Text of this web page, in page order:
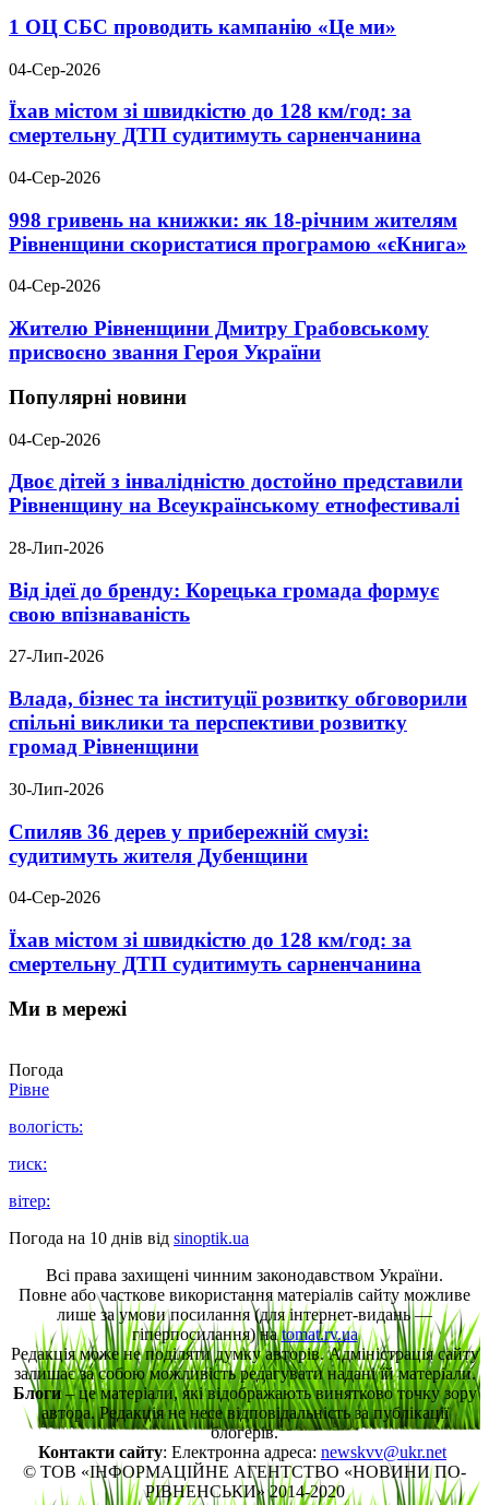
1 ОЦ СБС проводить кампанію «Це ми»
04-Сер-2026
Їхав містом зі швидкістю до 128 км/год: за
смертельну ДТП судитимуть сарненчанина
04-Сер-2026
998 гривень на книжки: як 18-річним жителям
Рівненщини скористатися програмою «єКнига»
04-Сер-2026
Жителю Рівненщини Дмитру Грабовському
присвоєно звання Героя України
Популярні новини
04-Сер-2026
Двоє дітей з інвалідністю достойно представили
Рівненщину на Всеукраїнському етнофестивалі
28-Лип-2026
Від ідеї до бренду: Корецька громада формує
свою впізнаваність
27-Лип-2026
Влада, бізнес та інституції розвитку обговорили
спільні виклики та перспективи розвитку
громад Рівненщини
30-Лип-2026
Спиляв 36 дерев у прибережній смузі:
судитимуть жителя Дубенщини
04-Сер-2026
Їхав містом зі швидкістю до 128 км/год: за
смертельну ДТП судитимуть сарненчанина
Ми в мережі
Погода
Рівне
вологість:
тиск:
вітер:
Погода на 10 днів від sinoptik.ua
Всі права захищені чинним законодавством України.
Повне або часткове використання матеріалів сайту можливе
лише за умови посилання (для інтернет-видань —
гіперпосилання) наtomat.rv.ua
Редакція може не поділяти думку авторів. Адміністрація сайту
залишає за собою можливість редагувати надані їй матеріали.
Блоги– це матеріали, які відображають винятково точку зору
автора. Редакція не несе відповідальність за публікації
блогерів.
Контакти сайту: Електронна адреса: newskvv@ukr.net
© ТОВ «ІНФОРМАЦІЙНЕ АГЕНТСТВО «НОВИНИ ПО-
РІВНЕНСЬКИ» 2014-2020